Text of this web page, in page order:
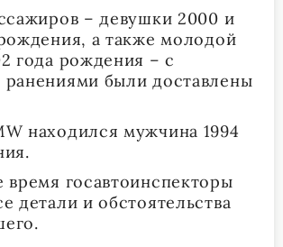
– девушки 2000 и
а также молодой
года рождения – с
были доставлены
находился мужчина 1994
время госавтоинспекторы
детали и обстоятельства